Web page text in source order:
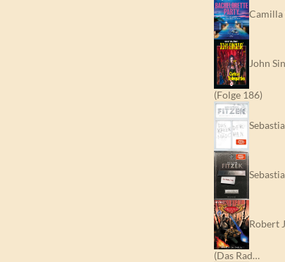
Camilla
John
(Folge 186)
Robert
(Das Rad…